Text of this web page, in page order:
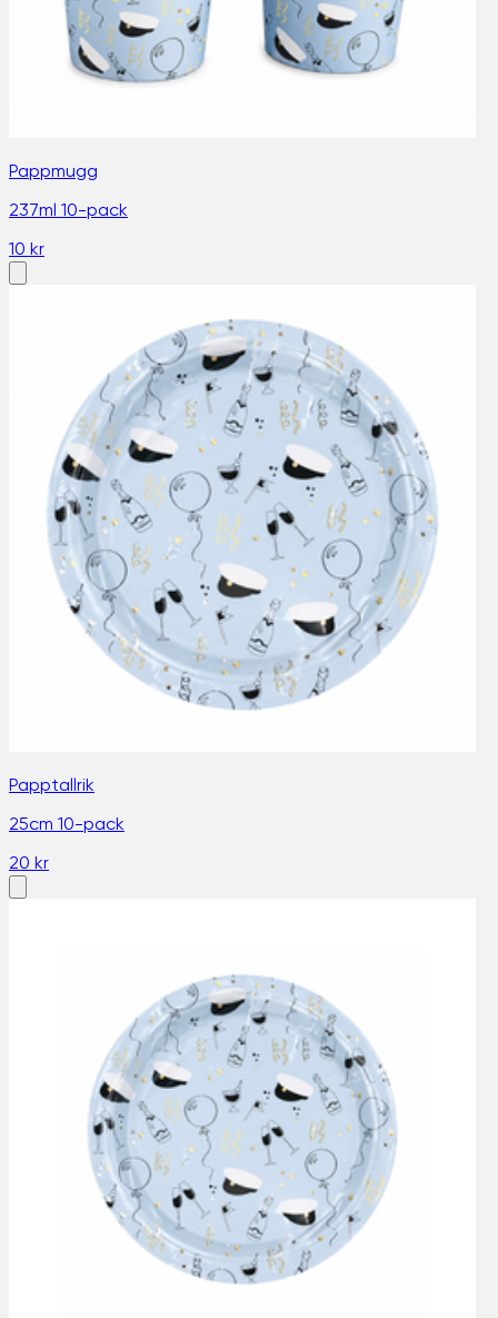
Pappmugg
237ml 10-pack
10 kr
Papptallrik
25cm 10-pack
20 kr